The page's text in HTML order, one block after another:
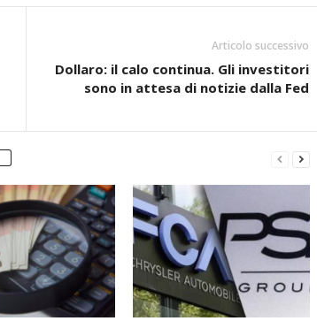
Articolo successivo
Dollaro: il calo continua. Gli investitori
sono in attesa di notizie dalla Fed